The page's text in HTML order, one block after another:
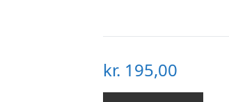
kr. 195,00